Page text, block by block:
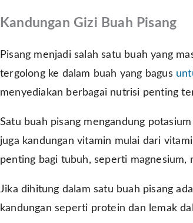
Kandungan Gizi Buah Pisang
Pisang menjadi salah satu buah yang
tergolong ke dalam buah yang bagus
menyediakan berbagai nutrisi penting
Satu buah pisang mengandung
juga kandungan vitamin mulai dari
penting bagi tubuh, seperti magnesium,
Jika dihitung dalam satu buah pisang
kandungan seperti protein dan lemak